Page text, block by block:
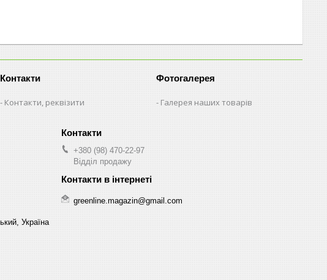
Контакти
Контакти, реквізити
Фотогалерея
Галерея наших товарів
Україна
+380 (98) 470-22-97
Відділ продажу
greenline.magazin@gmail.com